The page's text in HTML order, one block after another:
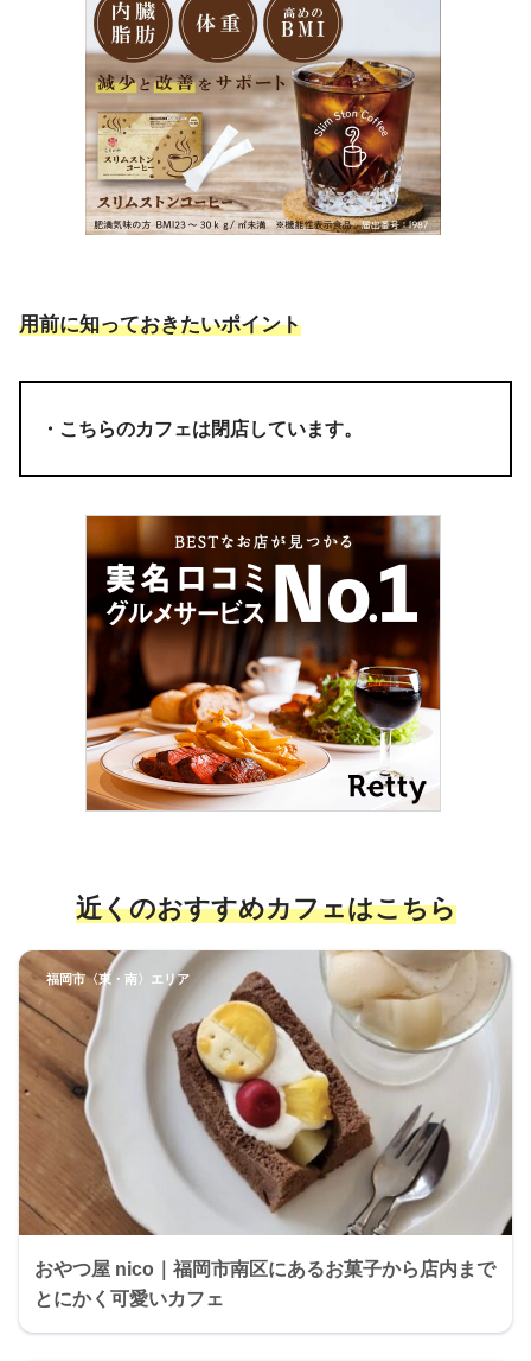
用前に知っておきたいポイント
・こちらのカフェは閉店しています。
近くのおすすめカフェはこちら
おやつ屋 nico｜福岡市南区にあるお菓子から店内まで
とにかく可愛いカフェ
福岡市〈東・南〉エリア